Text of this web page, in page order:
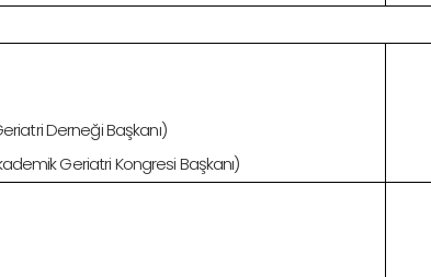
Derneği Başkanı)
Geriatri Kongresi Başkanı)